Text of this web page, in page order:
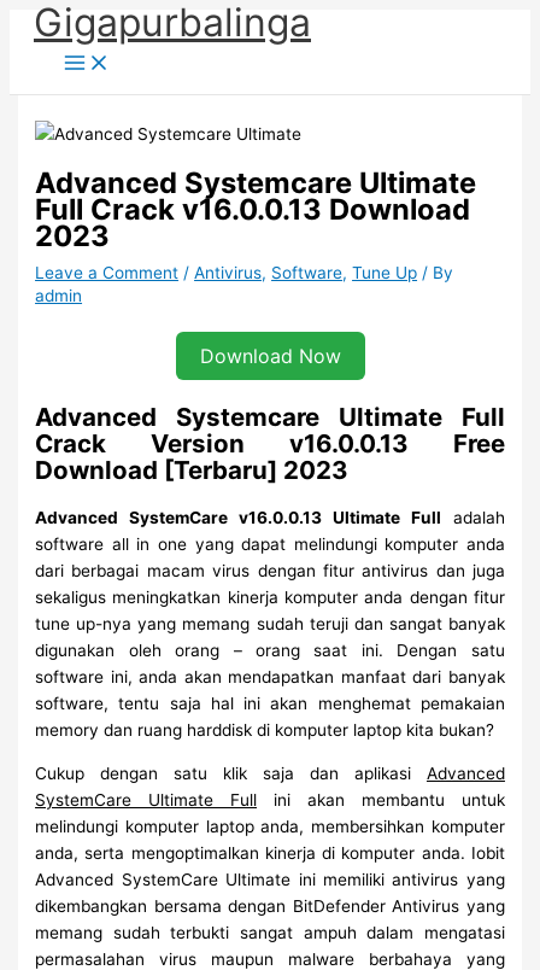
Skip
content
Gigapurbalinga
Advanced Systemcare Ultimate
Full Crack v16.0.0.13 Download
2023
Leave a Comment /Antivirus, Software,Tune Up / By
admin
Download Now
Advanced Systemcare Ultimate Full
Crack Version v16.0.0.13 Free
Download [Terbaru] 2023
Advanced SystemCare v16.0.0.13 Ultimate Full adalah
software all in one yang dapat melindungi komputer anda
dari berbagai macam virus dengan fitur antivirus dan juga
sekaligus meningkatkan kinerja komputer anda dengan fitur
tune up-nya yang memang sudah teruji dan sangat banyak
digunakan oleh orang – orang saat ini. Dengan satu
software ini, anda akan mendapatkan manfaat dari banyak
software, tentu saja hal ini akan menghemat pemakaian
memory dan ruang harddisk di komputer laptop kita bukan?
Cukup dengan satu klik saja dan aplikasi Advanced
SystemCare Ultimate Full ini akan membantu untuk
melindungi komputer laptop anda, membersihkan komputer
anda, serta mengoptimalkan kinerja di komputer anda. Iobit
Advanced SystemCare Ultimate ini memiliki antivirus yang
dikembangkan bersama dengan BitDefender Antivirus yang
memang sudah terbukti sangat ampuh dalam mengatasi
permasalahan virus maupun malware berbahaya yang